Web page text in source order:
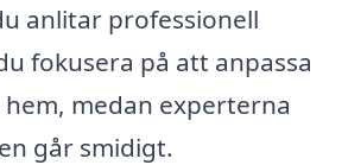
anlitar professionell
fokusera på att anpassa
medan experterna
går smidigt.